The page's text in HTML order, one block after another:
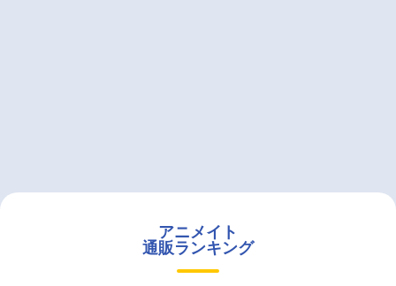
アニメイト
通販ランキング